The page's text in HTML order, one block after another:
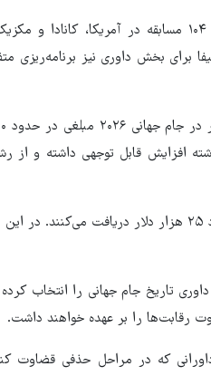
نسخه جدید جام جهانی با حضور ۴۸ تیم و برگزاری ۱۰۴
بخش داوری نیز برنامه‌ریزی
افزایش قابل توجهی داشته و از
که در مراحل حذفی قضاوت
رضوی از
در روز
پذیرش